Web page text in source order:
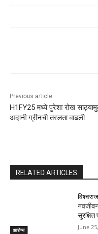
Previous article
H1FY25 मध्ये पुरेशा रोख
अदानी ग्रीनची तरलता वाढली
RELATED ARTICLES
आरोग्य
सुरक्षित
June